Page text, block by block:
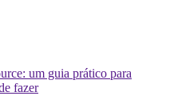
um guia prático para
fazer